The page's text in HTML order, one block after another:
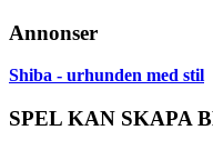
Annonser
Shiba - urhunden med stil
SPEL KAN SKAPA